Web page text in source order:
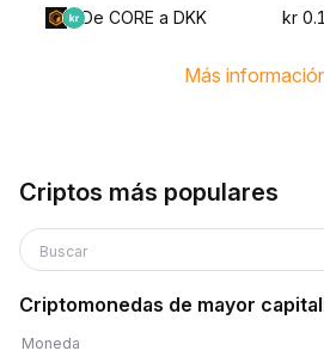
De CORE a DKK kr
Más
Criptos más populares
Buscar
Criptomonedas de mayor
Moneda